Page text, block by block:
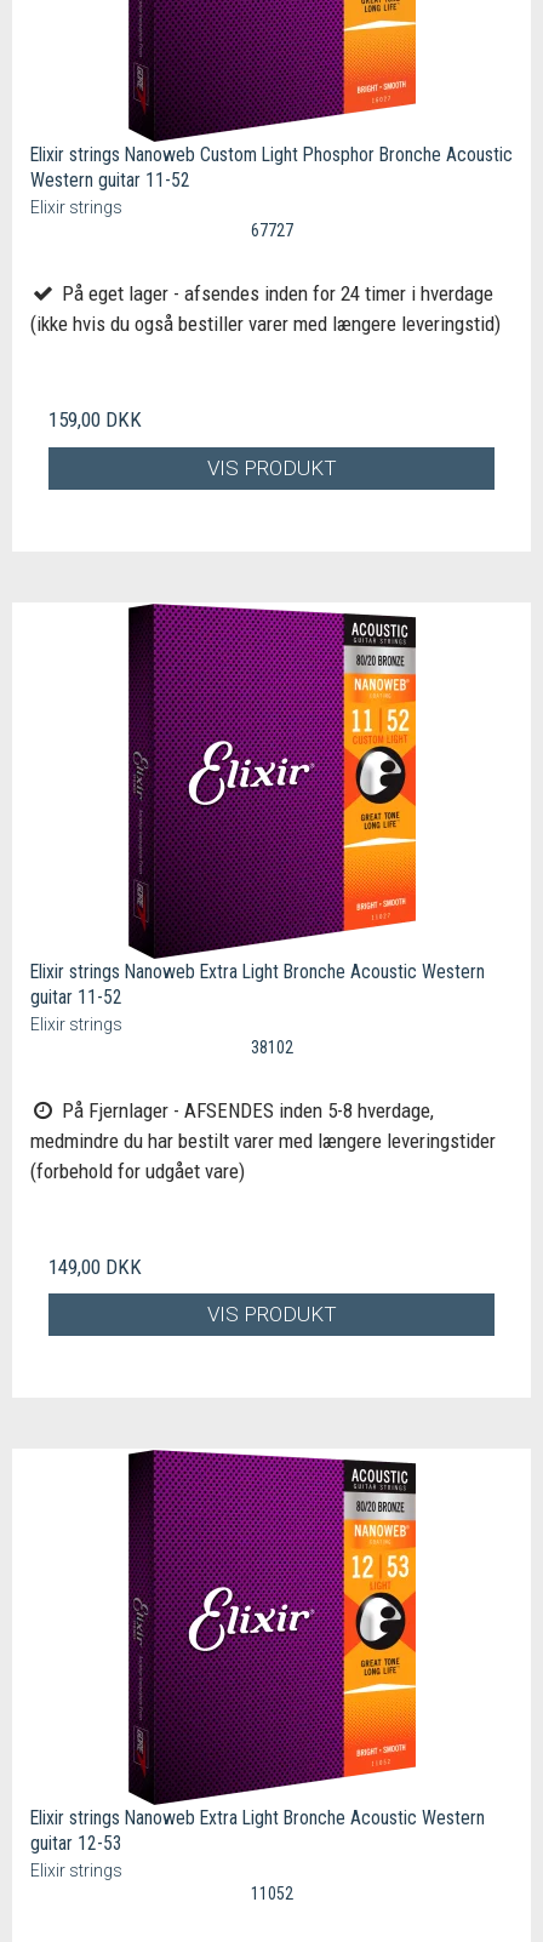
Elixir strings Nanoweb Custom Light Phosphor Bronche Acoustic
Western guitar 11-52
Elixir strings
67727
På eget lager - afsendes inden for 24 timer i hverdage
(ikke hvis du også bestiller varer med længere leveringstid)
159,00 DKK
VIS PRODUKT
Elixir strings Nanoweb Extra Light Bronche Acoustic Western
guitar 11-52
Elixir strings
38102
På Fjernlager - AFSENDES inden 5-8 hverdage,
medmindre du har bestilt varer med længere leveringstider
(forbehold for udgået vare)
149,00 DKK
VIS PRODUKT
Elixir strings Nanoweb Extra Light Bronche Acoustic Western
guitar 12-53
Elixir strings
11052